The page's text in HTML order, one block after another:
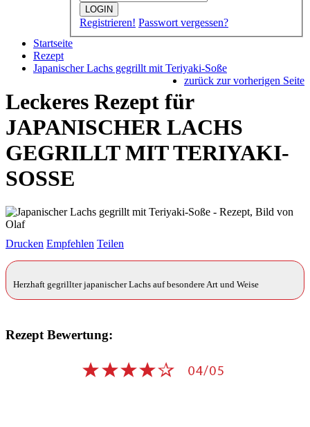
LOGIN
Registrieren! Passwort vergessen?
Startseite
Rezept
Japanischer Lachs gegrillt mit Teriyaki-Soße
zurück zur vorherigen Seite
Leckeres Rezept für
JAPANISCHER LACHS
GEGRILLT MIT TERIYAKI-
SOSSE
Drucken Empfehlen Teilen
Herzhaft gegrillter japanischer Lachs auf besondere Art und Weise
Rezept Bewertung: